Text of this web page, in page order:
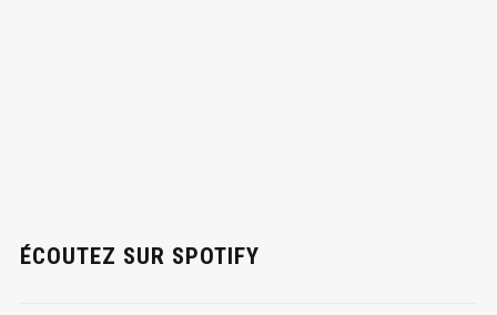
ÉCOUTEZ SUR SPOTIFY